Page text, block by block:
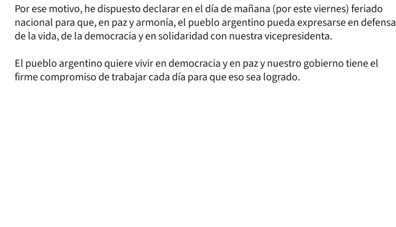
Por ese motivo, he dispuesto declarar en el día de mañana (por este viernes) feriado
nacional para que, en paz y armonía, el pueblo argentino pueda expresarse en defensa
de la vida, de la democracia y en solidaridad con nuestra vicepresidenta.
El pueblo argentino quiere vivir en democracia y en paz y nuestro gobierno tiene el
firme compromiso de trabajar cada día para que eso sea logrado.